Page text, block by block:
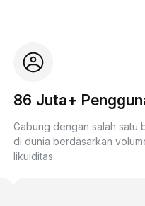
86 Juta+
Gabung dengan salah satu
di dunia berdasarkan
likuiditas.